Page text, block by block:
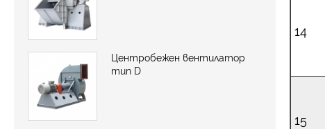
Центробежен вентилатор
тип D
14
15